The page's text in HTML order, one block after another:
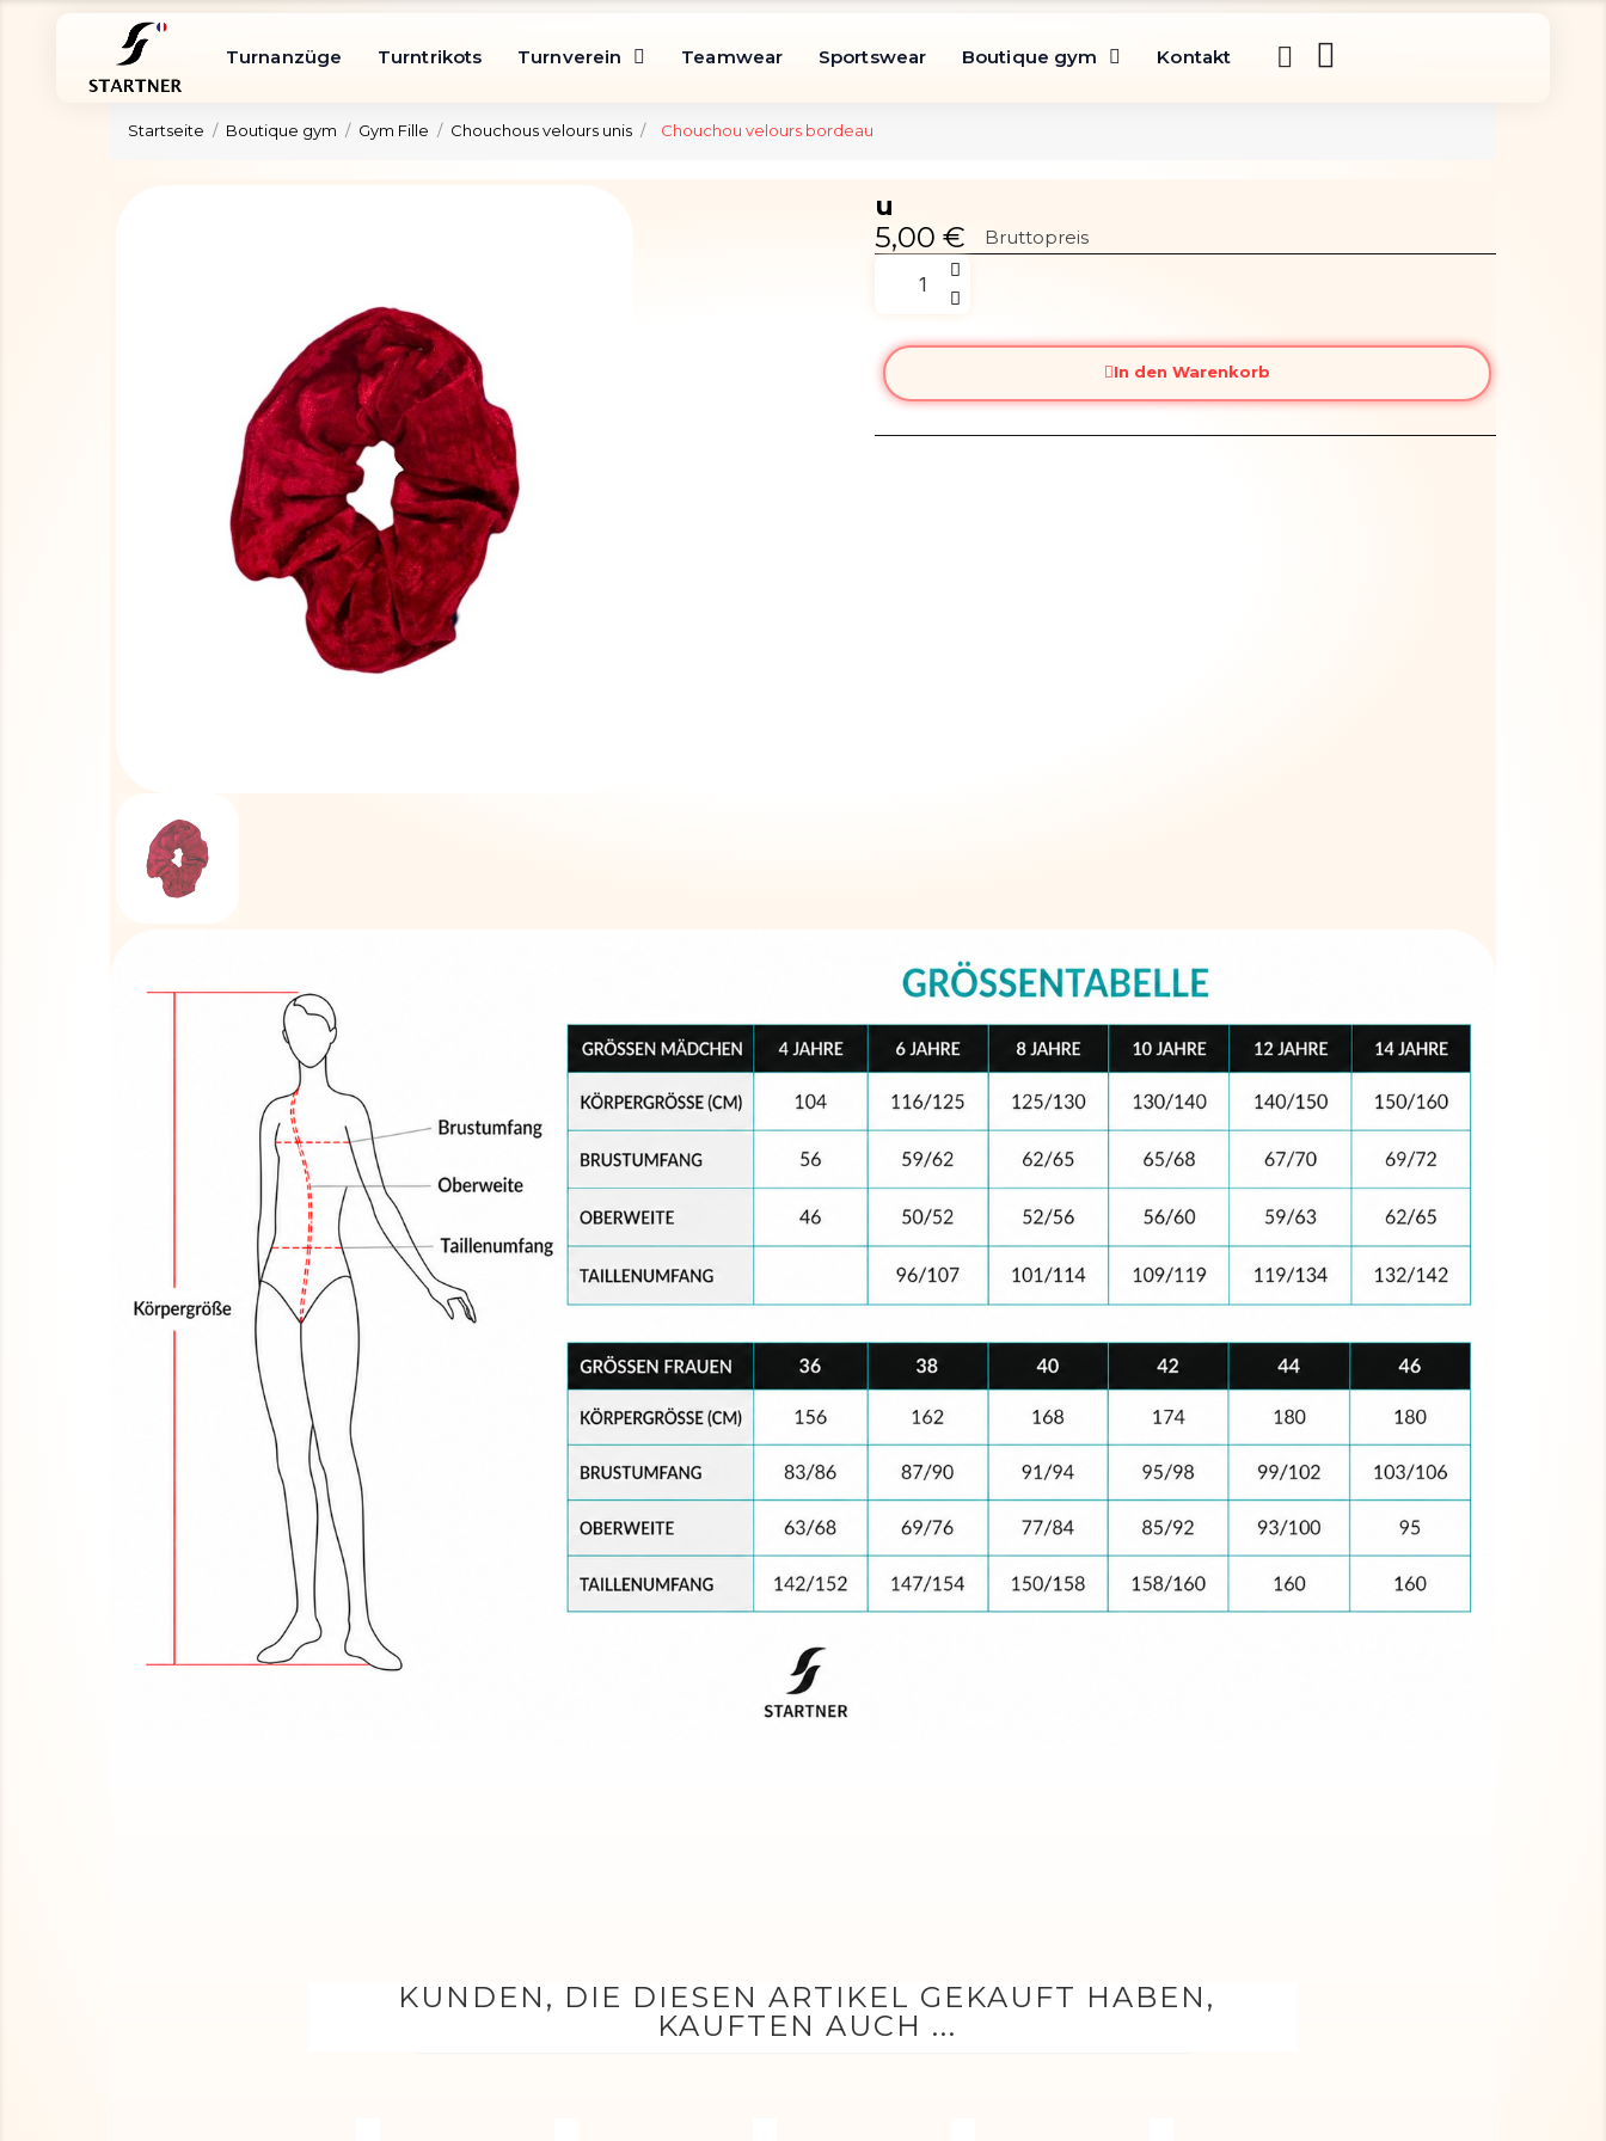
Turnanzüge Turntrikots Turnverein Teamwear Sportswear Boutique gym Kontakt
Startseite Boutique gym Gym Fille Chouchous velours unis Chouchou velours bordeau
u
5,00 € Bruttopreis
In den Warenkorb
KUNDEN, DIE DIESEN ARTIKEL GEKAUFT HABEN,
KAUFTEN AUCH ...